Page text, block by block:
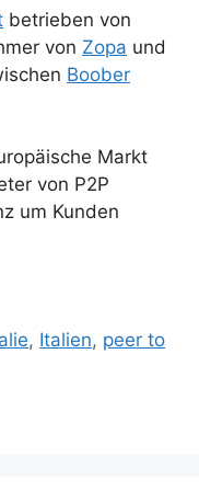
betrieben von
von Zopa und
Boober
Markt
von P2P
um Kunden
, Italien, peer to